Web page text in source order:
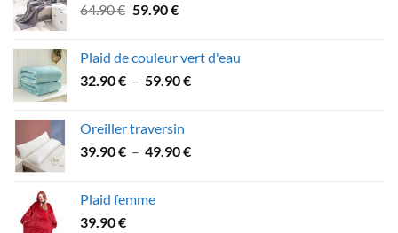
64.90€ Le
était :
64.90 €.
59.90€Le
est :
59.90 €.
Plaid de couleur vert d'eau
32.90€ – 59.90€Plage
à
Oreiller traversin
39.90€ – 49.90€Plage
Plaid femme
39.90€